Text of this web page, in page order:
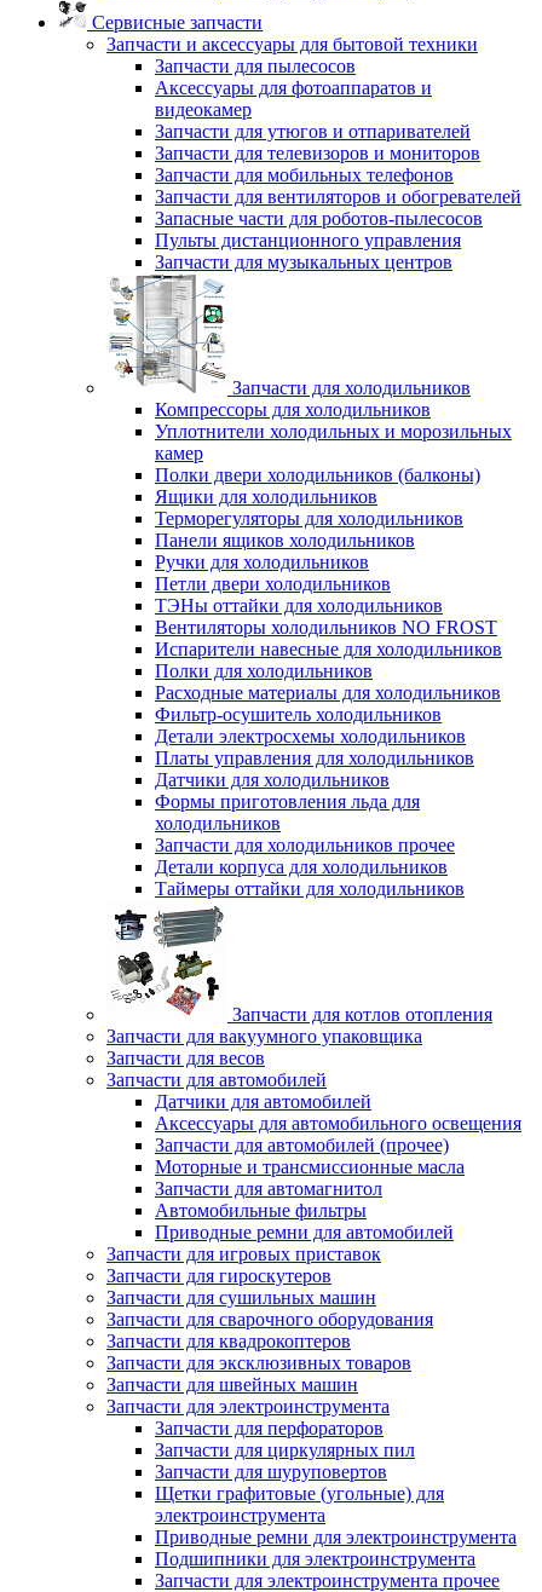
Сервисные запчасти
Запчасти и аксессуары для бытовой техники
Запчасти для пылесосов
Аксессуары для фотоаппаратов и
видеокамер
Запчасти для утюгов и отпаривателей
Запчасти для телевизоров и мониторов
Запчасти для мобильных телефонов
Запчасти для вентиляторов и обогревателей
Запасные части для роботов-пылесосов
Пульты дистанционного управления
Запчасти для музыкальных центров
Запчасти для холодильников
Компрессоры для холодильников
Уплотнители холодильных и морозильных
камер
Полки двери холодильников (балконы)
Ящики для холодильников
Терморегуляторы для холодильников
Панели ящиков холодильников
Ручки для холодильников
Петли двери холодильников
ТЭНы оттайки для холодильников
Вентиляторы холодильников NO FROST
Испарители навесные для холодильников
Полки для холодильников
Расходные материалы для холодильников
Фильтр-осушитель холодильников
Детали электросхемы холодильников
Платы управления для холодильников
Датчики для холодильников
Формы приготовления льда для
холодильников
Запчасти для холодильников прочее
Детали корпуса для холодильников
Таймеры оттайки для холодильников
Запчасти для котлов отопления
Запчасти для вакуумного упаковщика
Запчасти для весов
Запчасти для автомобилей
Датчики для автомобилей
Аксессуары для автомобильного освещения
Запчасти для автомобилей (прочее)
Моторные и трансмиссионные масла
Запчасти для автомагнитол
Автомобильные фильтры
Приводные ремни для автомобилей
Запчасти для игровых приставок
Запчасти для гироскутеров
Запчасти для сушильных машин
Запчасти для сварочного оборудования
Запчасти для квадрокоптеров
Запчасти для эксклюзивных товаров
Запчасти для швейных машин
Запчасти для электроинструмента
Запчасти для перфораторов
Запчасти для циркулярных пил
Запчасти для шуруповертов
Щетки графитовые (угольные) для
электроинструмента
Приводные ремни для электроинструмента
Подшипники для электроинструмента
Запчасти для электроинструмента прочее